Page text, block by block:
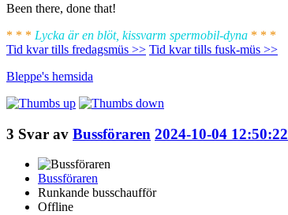
Been there, done that!
* * * Lycka är en blöt, kissvarm spermobil-dyna * * *
Tid kvar tills fredagsmüs >> Tid kvar tills fusk-müs >>
Bleppe's hemsida
3 Svar av Bussföraren 2024-10-04 12:50:22
Bussföraren
Runkande busschaufför
Offline